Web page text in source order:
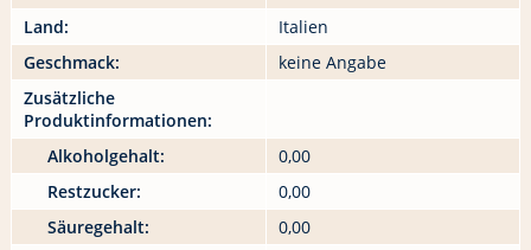
Land:
Italien
Geschmack:
keine Angabe
Zusätzliche
Produktinformationen:
Alkoholgehalt:
0,00
Restzucker:
0,00
Säuregehalt:
0,00